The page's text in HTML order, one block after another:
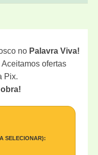
no Palavra Viva!
ofertas
Pix.
SELECIONAR):